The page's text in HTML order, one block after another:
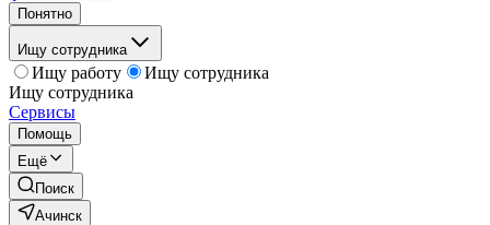
Понятно
Ищу сотрудника
Ищу работу
Ищу сотрудника
Ищу сотрудника
Сервисы
Помощь
Ещё
Поиск
Ачинск